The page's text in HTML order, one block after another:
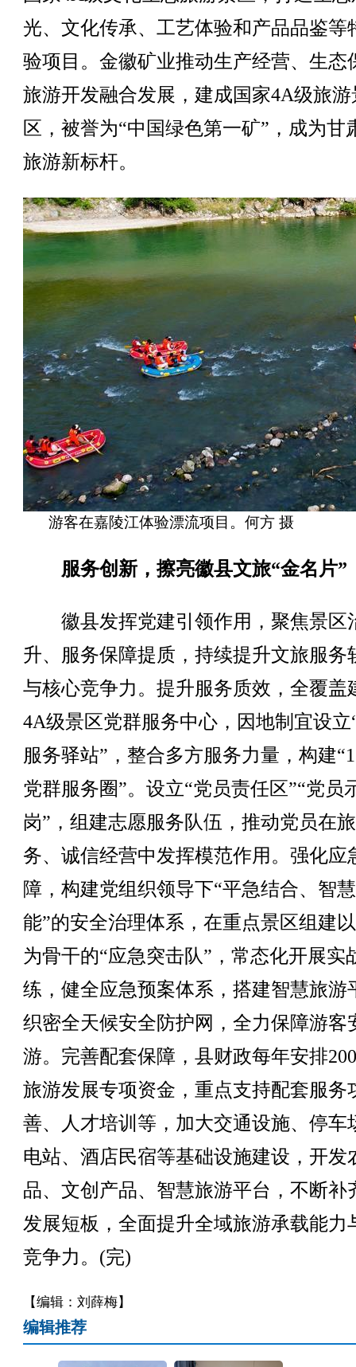
光、文化传承、工艺体验和产品品鉴等
验项目。金徽矿业推动生产经营、生态
旅游开发融合发展，建成国家4A级旅游
区，被誉为“中国绿色第一矿”，成为甘
旅游新标杆。
游客在嘉陵江体验漂流项目。何方 摄
服务创新，擦亮徽县文旅“金名片”
徽县发挥党建引领作用，聚焦景区
升、服务保障提质，持续提升文旅服务
与核心竞争力。提升服务质效，全覆盖
4A级景区党群服务中心，因地制宜设立
服务驿站”，整合多方服务力量，构建
党群服务圈”。设立“党员责任区”“党员
岗”，组建志愿服务队伍，推动党员在
务、诚信经营中发挥模范作用。强化应
障，构建党组织领导下“平急结合、智
能”的安全治理体系，在重点景区组建
为骨干的“应急突击队”，常态化开展实
练，健全应急预案体系，搭建智慧旅游
织密全天候安全防护网，全力保障游客
游。完善配套保障，县财政每年安排
旅游发展专项资金，重点支持配套服务
善、人才培训等，加大交通设施、停车
电站、酒店民宿等基础设施建设，开发
品、文创产品、智慧旅游平台，不断补
发展短板，全面提升全域旅游承载能力
竞争力。(完)
【编辑：刘薛梅】
编辑推荐